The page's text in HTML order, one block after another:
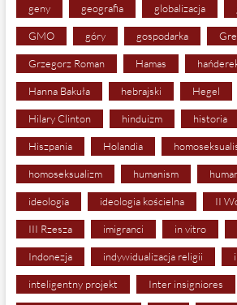
geny geografia globalizacja
GMO góry gospodarka
Grzegorz Roman Hamas
Hanna Bakuła hebrajski Hegel
Hilary Clinton hinduizm historia
Hiszpania Holandia
homoseksualizm humanism
ideologia ideologia kościelna II
III Rzesza imigranci in vitro
Indonezja indywidualizacja religii
inteligentny projekt Inter insigniores